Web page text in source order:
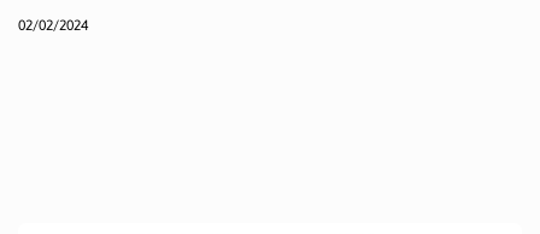
02/02/2024